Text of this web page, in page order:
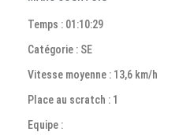
Temps : 01:10:29
Catégorie : SE
Vitesse moyenne : 13,6 km/h
Place au scratch : 1
Equipe :